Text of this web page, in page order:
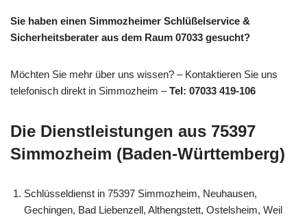
Sie haben einen Simmozheimer Schlüßelservice &
Sicherheitsberater aus dem Raum 07033 gesucht?
Möchten Sie mehr über uns wissen? – Kontaktieren Sie uns
telefonisch direkt in Simmozheim –Tel: 07033 419-106
Die Dienstleistungen aus 75397
Simmozheim (Baden-Württemberg)
Schlüsseldienst in 75397 Simmozheim, Neuhausen,
Gechingen, Bad Liebenzell, Althengstett, Ostelsheim, Weil